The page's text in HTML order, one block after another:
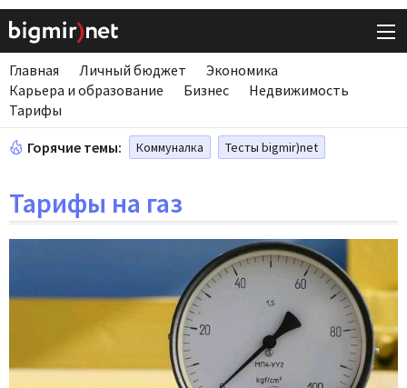
Главная Личный бюджет
Экономика
Карьера и образование
Бизнес
Недвижимость
Тарифы
Горячие темы: Коммуналка Тесты bigmir)net
Тарифы на газ